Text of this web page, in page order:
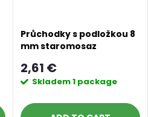
Průchodky s podložkou 8
mm staromosaz
2,61 €
Skladem1 package